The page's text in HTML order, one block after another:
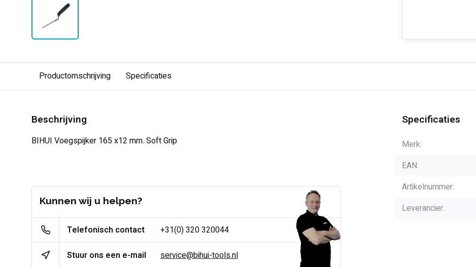
Productomschrijving Specificaties
Beschrijving
BIHUI Voegspijker 165 x12 mm. Soft Grip
Kunnen wij u helpen?
Telefonisch contact +31(0) 320 320044
Stuur ons een e-mail service@bihui-tools.nl
Specificaties
Merk:
EAN:
Artikelnummer:
Leverancier: